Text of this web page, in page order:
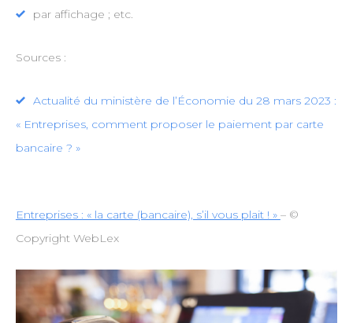
par affichage ; etc.
Sources :
Actualité du ministère de l’Économie du 28 mars 2023 :
« Entreprises, comment proposer le paiement par carte
bancaire ? »
Entreprises : « la carte (bancaire), s’il vous plait ! » – ©
Copyright WebLex